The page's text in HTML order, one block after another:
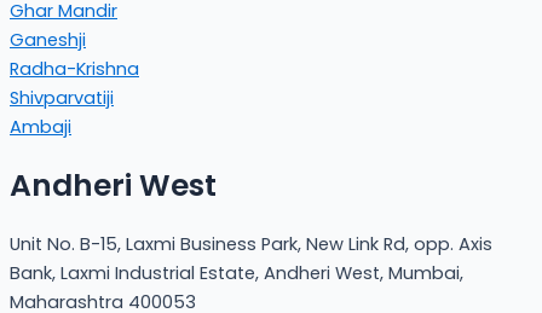
Ghar Mandir
Ganeshji
Radha-Krishna
Shivparvatiji
Ambaji
Andheri West
Unit No. B-15, Laxmi Business Park, New Link Rd, opp. Axis
Bank, Laxmi Industrial Estate, Andheri West, Mumbai,
Maharashtra 400053